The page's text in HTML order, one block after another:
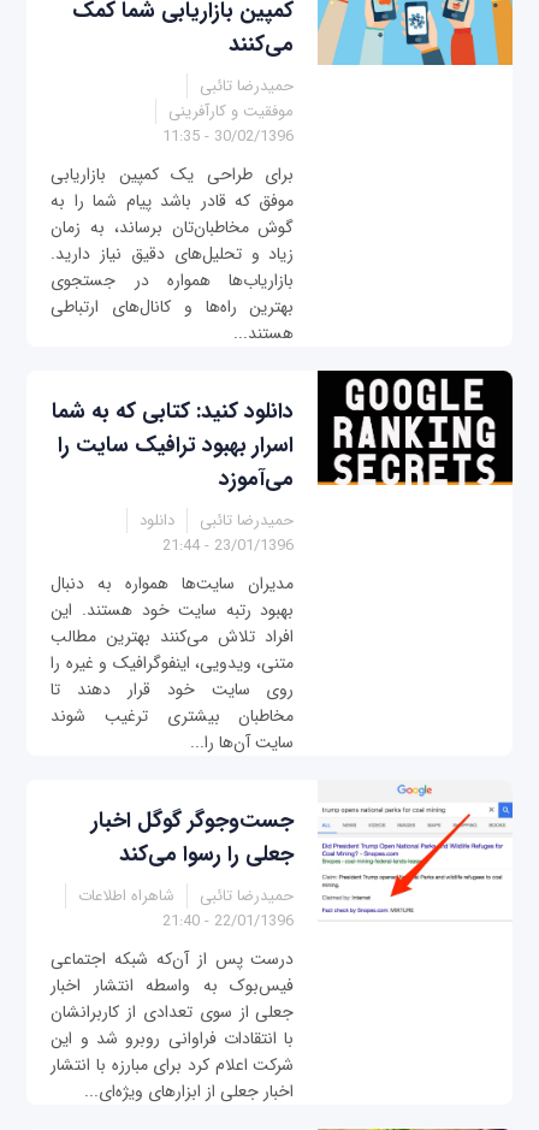
کمپین بازاریابی شما کمک
می‌کنند
حمیدرضا تائبی
موفقیت و کارآفرینی
30/02/1396 - 11:35
برای طراحی یک کمپین بازاریابی
موفق که قادر باشد پیام شما را به
گوش مخاطبان‌تان برساند، به زمان
زیاد و تحلیل‌های دقیق نیاز دارید.
بازاریاب‌ها همواره در جستجوی
بهترین راه‌ها و کانال‌های ارتباطی
هستند...
دانلود کنید: کتابی که به شما
اسرار بهبود ترافیک سایت را
می‌آموزد
حمیدرضا تائبی
دانلود
23/01/1396 - 21:44
مدیران سایت‌ها همواره به دنبال
بهبود رتبه سایت خود هستند. این
افراد تلاش می‌کنند بهترین مطالب
متنی، ویدویی، اینفوگرافیک و غیره را
روی سایت خود قرار دهند تا
مخاطبان بیشتری ترغیب شوند
سایت‌ آن‌ها را...
جست‌وجوگر گوگل اخبار
جعلی را رسوا می‌کند
حمیدرضا تائبی
شاهراه اطلاعات
22/01/1396 - 21:40
درست پس از آن‌که شبکه اجتماعی
فیس‌بوک به واسطه انتشار اخبار
جعلی از سوی تعدادی از کاربرانشان
با انتقادات فراوانی روبرو شد و این
شرکت اعلام کرد برای مبارزه با انتشار
اخبار جعلی از ابزارهای ویژه‌ای...